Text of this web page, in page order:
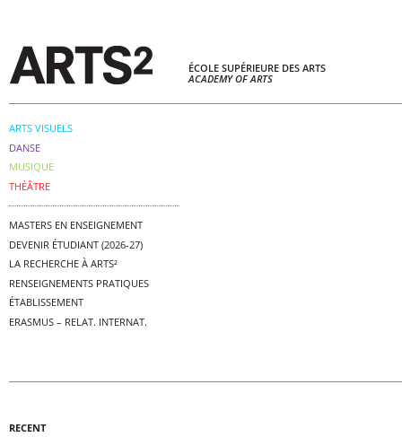
ÉCOLE SUPÉRIEURE DES ARTS
ACADEMY OF ARTS
ARTS VISUELS
DANSE
MUSIQUE
THÉÂTRE
MASTERS EN ENSEIGNEMENT
DEVENIR ÉTUDIANT (2026-27)
LA RECHERCHE À ARTS²
RENSEIGNEMENTS PRATIQUES
ÉTABLISSEMENT
ERASMUS – RELAT. INTERNAT.
RECENT